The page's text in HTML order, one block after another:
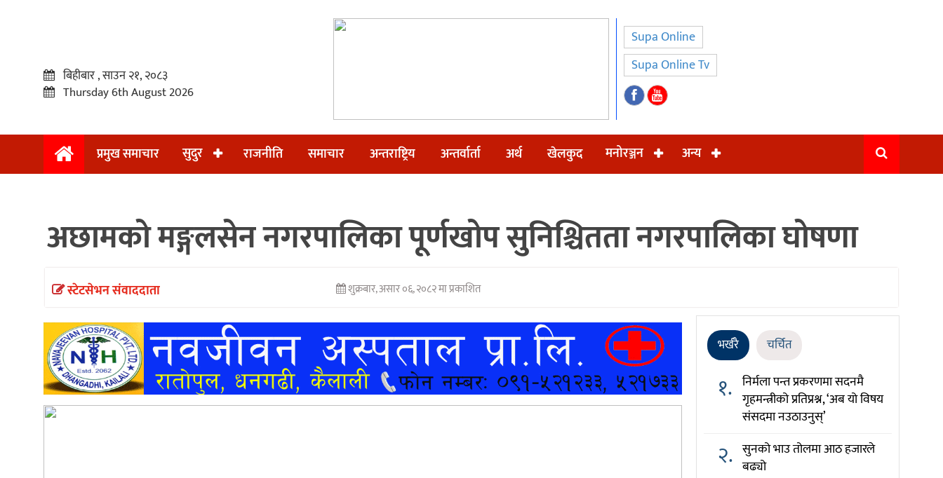
प्रमुख
समाचार
अन्तर्वार्ता
खेलकुद
बिहीबार , साउन २१, २०८३
Thursday 6th August 2026
Supa Online
Supa Online Tv
प्रमुख समाचार सुदुर राजनीति समाचार अन्तराष्ट्रिय अन्तर्वार्ता अर्थ खेलकुद मनोरञ्जन अन्य
अछामको मङ्गलसेन नगरपालिका पूर्णखोप सुनिश्चितता नगरपालिका घोषणा
स्टेटसेभन संवाददाता शुक्रबार, असार ०६, २०८२ मा प्रकाशित
भर्खरै चर्चित
१. निर्मला पन्त प्रकरणमा सदनमै
गृहमन्त्रीको प्रतिप्रश्न, ‘अब यो विषय
संसदमा नउठाउनुस्’
२. सुनको भाउ तोलमा आठ हजारले
बढ्यो